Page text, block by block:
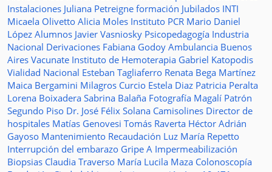
Instalaciones Juliana Petreigne formación Jubilados INTI
Micaela Olivetto Alicia Moles Instituto PCR Mario Daniel
López Alumnos Javier Vasniosky Psicopedagogía Industria
Nacional Derivaciones Fabiana Godoy Ambulancia Buenos
Aires Vacunate Instituto de Hemoterapia Gabriel Katopodis
Vialidad Nacional Esteban Tagliaferro Renata Bega Martínez
Maica Bergamini Milagros Curcio Estela Diaz Patricia Peralta
Lorena Boixadera Sabrina Balaña Fotografía Magalí Patrón
Segundo Piso Dr. José Félix Solana Camisolines Director de
hospitales Matías Genovesi Tomás Raverta Héctor Adrián
Gayoso Mantenimiento Recaudación Luz María Repetto
Interrupción del embarazo Gripe A Impermeabilización
Biopsias Claudia Traverso María Lucila Maza Colonoscopía